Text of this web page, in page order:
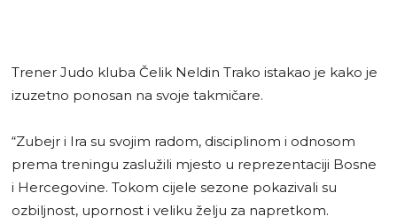
Trener Judo kluba Čelik Neldin Trako istakao je kako je
izuzetno ponosan na svoje takmičare.
“Zubejr i Ira su svojim radom, disciplinom i odnosom
prema treningu zaslužili mjesto u reprezentaciji Bosne
i Hercegovine. Tokom cijele sezone pokazivali su
ozbiljnost, upornost i veliku želju za napretkom.